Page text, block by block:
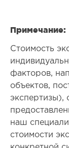
Примечание:
Стоимость
факторов,
объектов,
экспертизы),
наш
стоимости